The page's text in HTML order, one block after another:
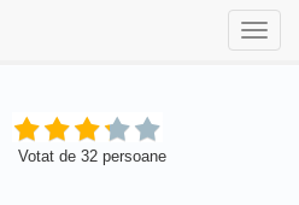
Votat de 32 persoane